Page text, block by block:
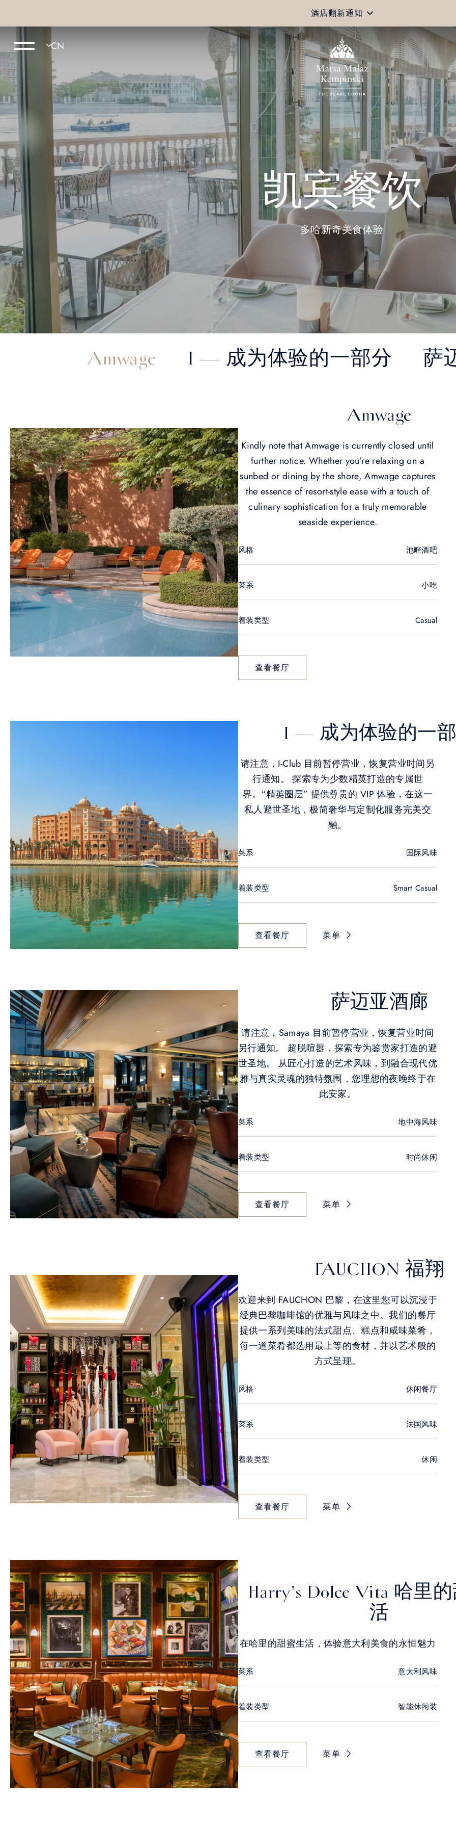
酒店翻新通知
凯宾餐饮
多哈新奇美食体验
Amwage I — 成为体验的一部分 萨
Amwage
Kindly note that Amwage is currently closed until
further notice. Whether you’re relaxing on a
sunbed or dining by the shore, Amwage captures
the essence of resort-style ease with a touch of
culinary sophistication for a truly memorable
seaside experience.
风格 池畔酒吧
菜系 小吃
着装类型 Casual
查看餐厅
I — 成为体验的一
请注意，I-Club 目前暂停营业，恢复营业时间另
行通知。 探索专为少数精英打造的专属世
界。“精英圈层” 提供尊贵的 VIP 体验，在这一
私人避世圣地，极简奢华与定制化服务完美交
融。
菜系 国际风味
着装类型 Smart Casual
查看餐厅 菜单
萨迈亚酒廊
请注意，Samaya 目前暂停营业，恢复营业时间
另行通知。 超脱喧嚣，探索专为鉴赏家打造的避
世圣地。 从匠心打造的艺术风味，到融合现代优
雅与真实灵魂的独特氛围，您理想的夜晚终于在
此安家。
菜系 地中海风味
着装类型 时尚休闲
查看餐厅 菜单
FAUCHON 福翔
欢迎来到 FAUCHON 巴黎，在这里您可以沉浸于
经典巴黎咖啡馆的优雅与风味之中。我们的餐厅
提供一系列美味的法式甜点、糕点和咸味菜肴，
每一道菜肴都选用最上等的食材，并以艺术般的
方式呈现。
风格 休闲餐厅
菜系 法国风味
着装类型 休闲
查看餐厅 菜单
Harry's Dolce Vita 哈里
活
在哈里的甜蜜生活，体验意大利美食的永恒魅力
菜系 意大利风味
着装类型 智能休闲装
查看餐厅 菜单